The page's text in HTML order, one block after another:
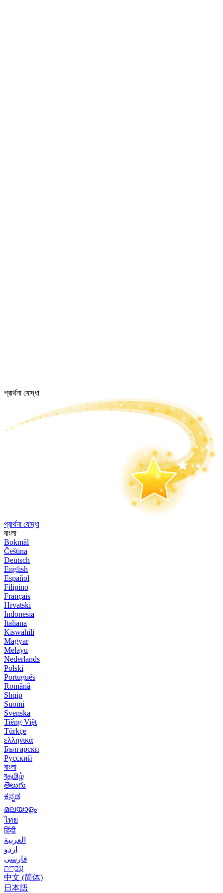
প্রার্থনা যোদ্ধা
প্রার্থনা যোদ্ধা
বাংলা
Bokmål
Čeština
Deutsch
English
Español
Filipino
Français
Hrvatski
Indonesia
Italiana
Kiswahili
Magyar
Melayu
Nederlands
Polski
Português
Română
Shqip
Suomi
Svenska
Tiếng Việt
Türkçe
ελληνικά
Български
Русский
বাংলা
বதமிழ்
తెలుగు
ಕನ್ನಡ
മലയാളം
ไทย
हिंदी
العربية
اردو
فارسی
עִברִית
中文 (简体)
日本語